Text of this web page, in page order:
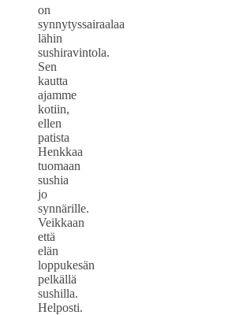
on
synnytyssairaalaa
lähin
sushiravintola.
Sen
kautta
ajamme
kotiin,
ellen
patista
Henkkaa
tuomaan
sushia
jo
synnärille.
Veikkaan
että
elän
loppukesän
pelkällä
sushilla.
Helposti.